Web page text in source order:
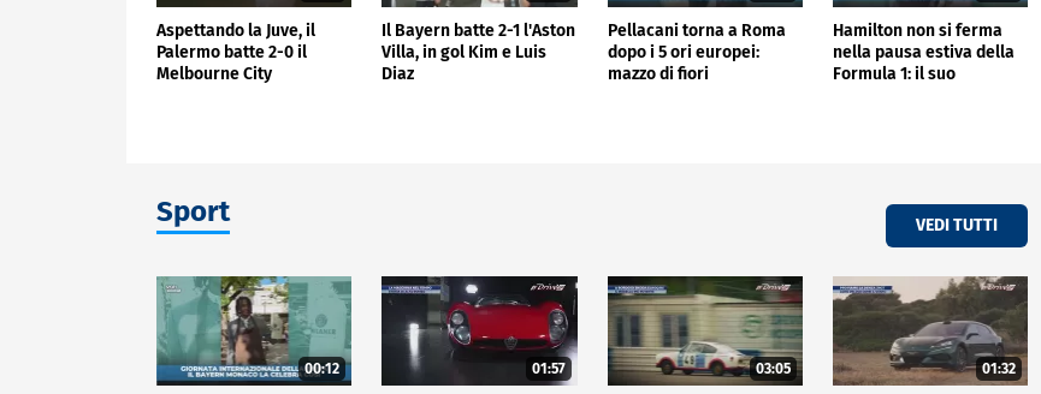
Aspettando la Juve, il
Palermo batte 2-0 il
Melbourne City
Il Bayern batte 2-1 l'Aston
Villa, in gol Kim e Luis
Diaz
Pellacani torna a Roma
dopo i 5 ori europei:
mazzo di fiori
Hamilton non si ferma
nella pausa estiva della
Formula 1: il suo
Sport VEDI TUTTI
00:12 01:57 03:05 01:32